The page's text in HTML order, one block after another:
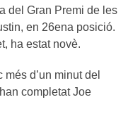
del Gran Premi de les
en 26ena posició.
ha estat novè.
d’un minut del
completat Joe